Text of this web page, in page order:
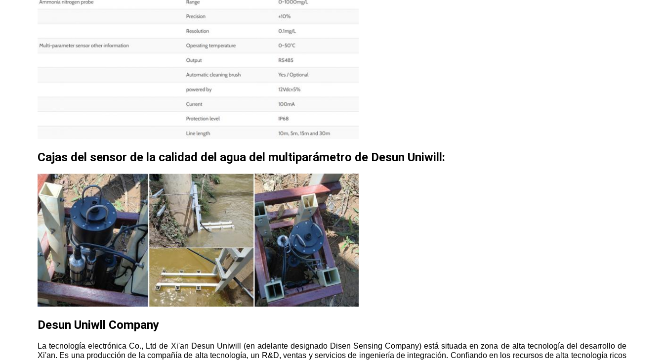
Cajas del sensor de la calidad del agua del multiparámetro de Desun Uniwill:
Desun Uniwll Company
La tecnología electrónica Co., Ltd de Xi'an Desun Uniwill (en adelante designado Disen Sensing Company) está situada en zona de alta tecnología del desarrollo de
Xi'an. Es una producción de la compañía de alta tecnología, un R&D, ventas y servicios de ingeniería de integración. Confiando en los recursos de alta tecnología ricos